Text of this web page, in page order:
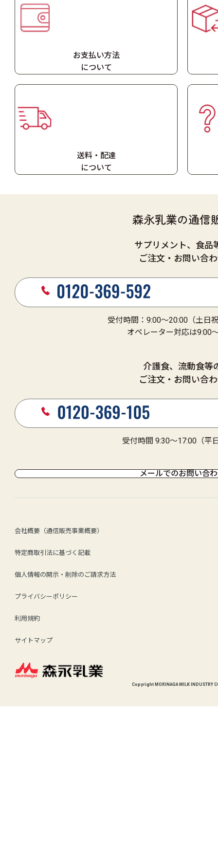
お支払い方法
について
送料・配達
について
森永乳業の通信
サプリメント、食品
ご注文・お問い合
受付時間：9:00～20:00（土日
オペレーター対応は9:00
介護食、流動食等
ご注文・お問い合
受付時間 9:30～17:00（平
メールでのお問い合
会社概要（通信販売事業概要）
特定商取引法に基づく記載
個人情報の開示・削除のご請求方法
プライバシーポリシー
利用規約
サイトマップ
Copyright MORINAGA MILK INDUSTRY